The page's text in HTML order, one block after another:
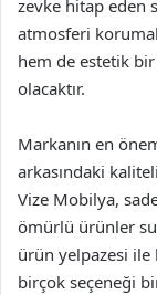
zevke hitap eden
atmosferi
hem de estetik
olacaktır.
Markanın en
arkasındaki
Vize Mobilya,
ömürlü ürünler
ürün yelpazesi
birçok seçeneği